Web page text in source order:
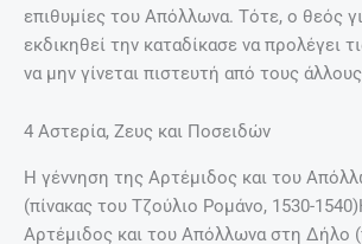
επιθυμίες του Απόλλωνα. Τότε, ο θεός
εκδικηθεί την καταδίκασε να προλέγει
να μην γίνεται πιστευτή από τους
4 Αστερία, Ζευς και Ποσειδών
Η γέννηση της Αρτέμιδος και του
(πίνακας του Τζούλιο Ρομάνο, 1530-
Αρτέμιδος και του Απόλλωνα στη Δήλο